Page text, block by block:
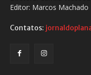
Editor: Marcos Machado
Contatos: